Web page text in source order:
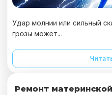
Удар молнии или сильный
грозы может...
Ремонт